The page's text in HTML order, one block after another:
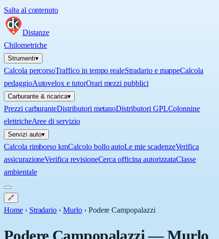
Salta al contenuto
Distanze
Chilometriche
Strumenti▾
Calcola percorsoTraffico in tempo realeStradario e mappeCalcola
pedaggioAutovelox e tutorOrari mezzi pubblici
Carburante & ricarica▾
Prezzi carburanteDistributori metanoDistributori GPLColonnine
elettricheAree di servizio
Servizi auto▾
Calcola rimborso kmCalcolo bollo autoLe mie scadenzeVerifica
assicurazioneVerifica revisioneCerca officina autorizzataClasse
ambientale
🔗
Home › Stradario › Murlo › Podere Campopalazzi